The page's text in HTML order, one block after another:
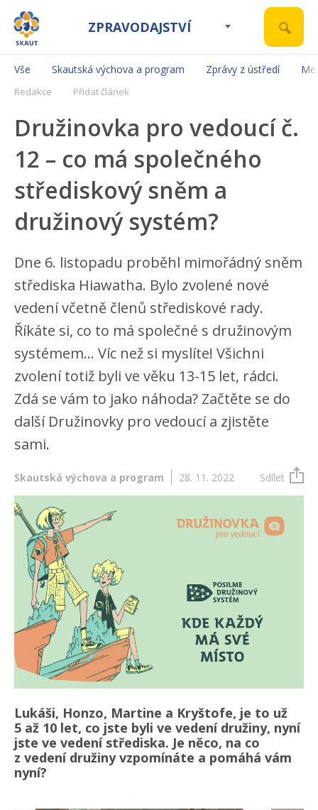
ZPRAVODAJSTVÍ
Vše Skautská výchova a program Zprávy z ústředí
Redakce Přidat článek
Družinovka pro vedoucí č.
12 – co má společného
střediskový sněm a
družinový systém?
Dne 6. listopadu proběhl mimořádný sněm
střediska Hiawatha. Bylo zvolené nové
vedení včetně členů střediskové rady.
Říkáte si, co to má společné s družinovým
systémem… Víc než si myslíte! Všichni
zvolení totiž byli ve věku 13-15 let, rádci.
Zdá se vám to jako náhoda? Začtěte se do
další Družinovky pro vedoucí a zjistěte
sami.
Skautská výchova a program 28. 11. 2022 Sdílet
Lukáši, Honzo, Martine a Kryštofe, je to už
5 až 10 let, co jste byli ve vedení družiny, nyní
jste ve vedení střediska. Je něco, na co
z vedení družiny vzpomínáte a pomáhá vám
nyní?